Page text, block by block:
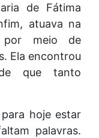
de Fátima
atuava na
por meio de
Ela encontrou
que tanto
hoje estar
palavras.